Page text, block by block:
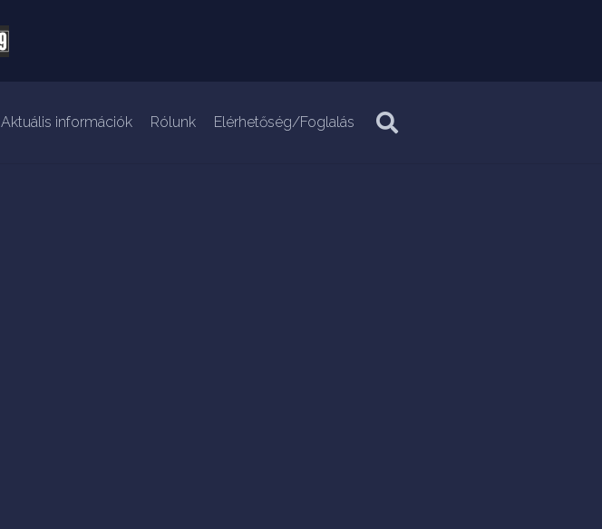
Aktuális információk Rólunk Elérhetőség/Foglalás